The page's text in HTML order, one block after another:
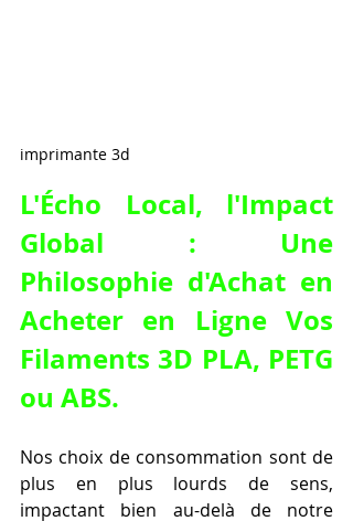
imprimante 3d
L'Écho Local, l'Impact
Global : Une
Philosophie d'Achat en
Acheter en Ligne Vos
Filaments 3D PLA, PETG
ou ABS.
Nos choix de consommation sont de
plus en plus lourds de sens,
impactant bien au-delà de notre